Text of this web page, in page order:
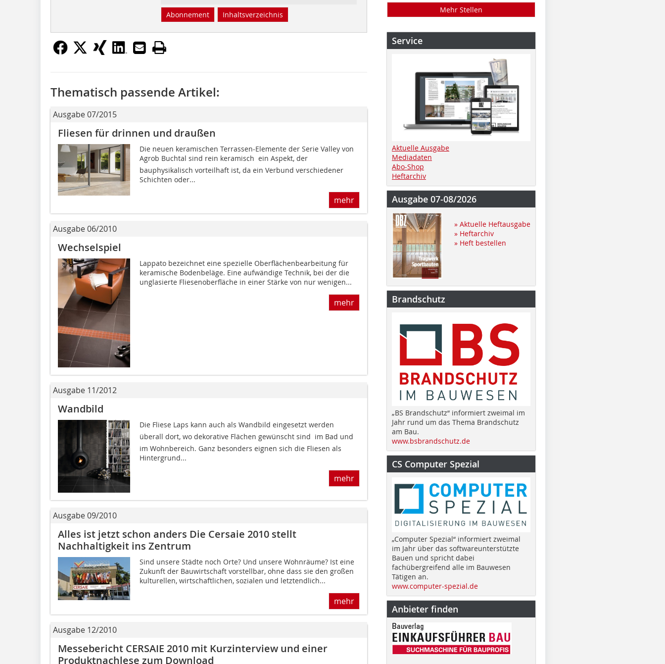
Abonnement Inhaltsverzeichnis
Thematisch passende Artikel:
Ausgabe 07/2015
Fliesen für drinnen und draußen
Die neuen keramischen Terrassen-Elemente der Serie Valley von
Agrob Buchtal sind rein keramisch  ein Aspekt, der
bauphysikalisch vorteilhaft ist, da ein Verbund verschiedener
Schichten oder...
mehr
Ausgabe 06/2010
Wechselspiel
Lappato bezeichnet eine spezielle Oberflächenbearbeitung für
keramische Bodenbeläge. Eine aufwändige Technik, bei der die
unglasierte Fliesenoberfläche in einer Stärke von nur wenigen...
mehr
Ausgabe 11/2012
Wandbild
Die Fliese Laps kann auch als Wandbild eingesetzt werden 
überall dort, wo dekorative Flächen gewünscht sind  im Bad und
im Wohnbereich. Ganz besonders eignen sich die Fliesen als
Hintergrund...
mehr
Ausgabe 09/2010
Alles ist jetzt schon anders Die Cersaie 2010 stellt
Nachhaltigkeit ins Zentrum
Sind unsere Städte noch Orte? Und unsere Wohnräume? Ist eine
Zukunft der Bauwirtschaft vorstellbar, ohne dass sie den großen
kulturellen, wirtschaftlichen, sozialen und letztendlich...
mehr
Ausgabe 12/2010
Messebericht CERSAIE 2010 mit Kurzinterview und einer
Produktnachlese zum Download
Mehr Stellen
Service
Aktuelle Ausgabe
Mediadaten
Abo-Shop
Heftarchiv
Ausgabe 07-08/2026
» Aktuelle Heftausgabe
» Heftarchiv
» Heft bestellen
Brandschutz
„BS Brandschutz“ informiert zweimal im
Jahr rund um das Thema Brandschutz
am Bau.
www.bsbrandschutz.de
CS Computer Spezial
„Computer Spezial“ informiert zweimal
im Jahr über das softwareunterstützte
Bauen und spricht dabei
fachübergreifend alle im Bauwesen
Tätigen an.
www.computer-spezial.de
Anbieter finden